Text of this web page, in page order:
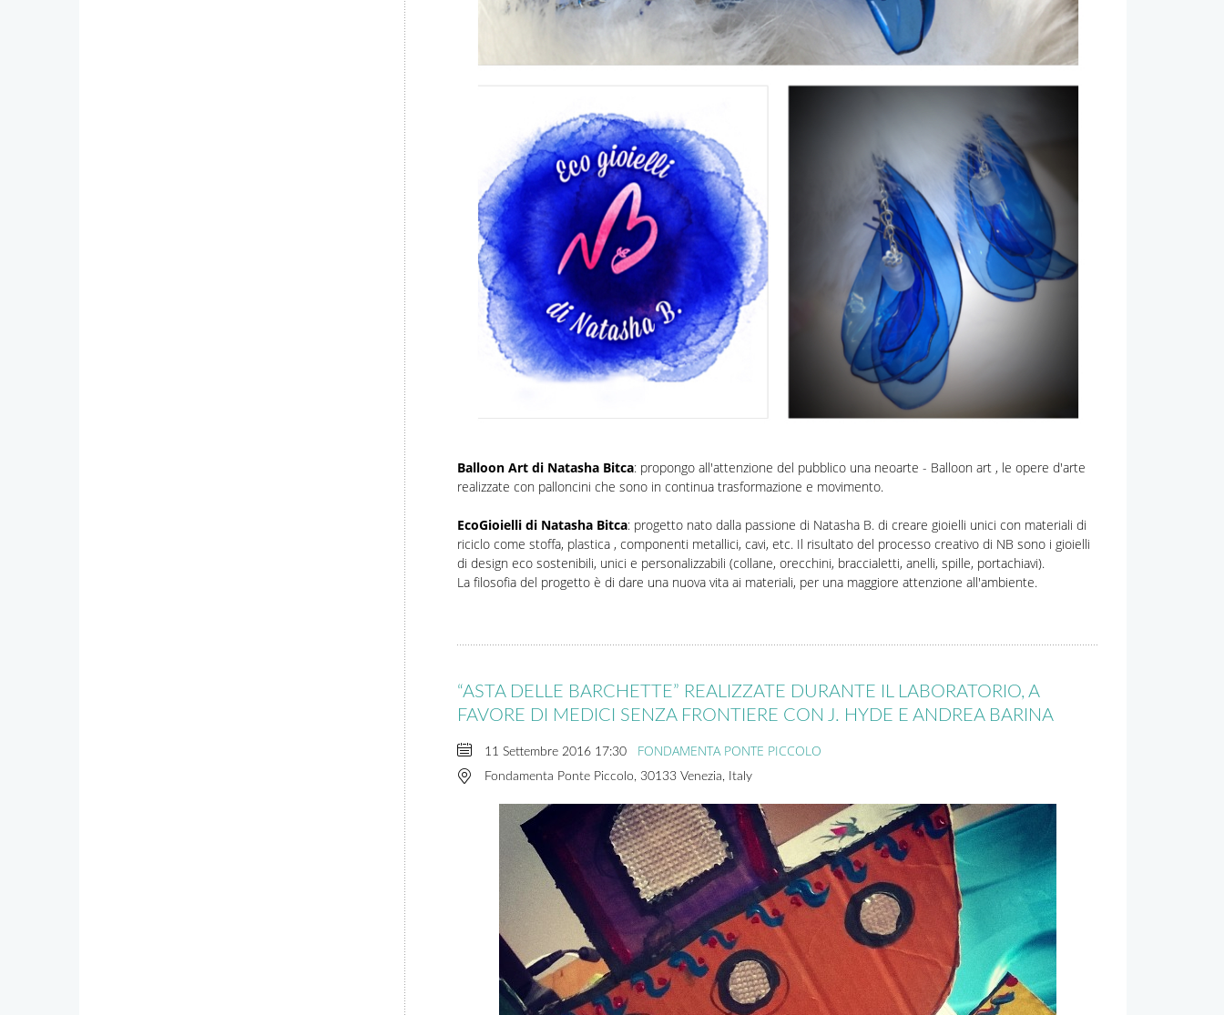
Balloon Art di Natasha Bitca: propongo all'attenzione del pubblico una neoarte - Balloon art , le opere d'arte
realizzate con palloncini che sono in continua trasformazione e movimento.
EcoGioielli di Natasha Bitca: progetto nato dalla passione di Natasha B. di creare gioielli unici con materiali di
riciclo come stoffa, plastica , componenti metallici, cavi, etc. Il risultato del processo creativo di NB sono i gioielli
di design eco sostenibili, unici e personalizzabili (collane, orecchini, braccialetti, anelli, spille, portachiavi).
La filosofia del progetto è di dare una nuova vita ai materiali, per una maggiore attenzione all'ambiente.
“ASTA DELLE BARCHETTE” REALIZZATE DURANTE IL LABORATORIO, A
FAVORE DI MEDICI SENZA FRONTIERE CON J. HYDE E ANDREA BARINA
11 Settembre 2016 17:30 FONDAMENTA PONTE PICCOLO
Fondamenta Ponte Piccolo, 30133 Venezia, Italy